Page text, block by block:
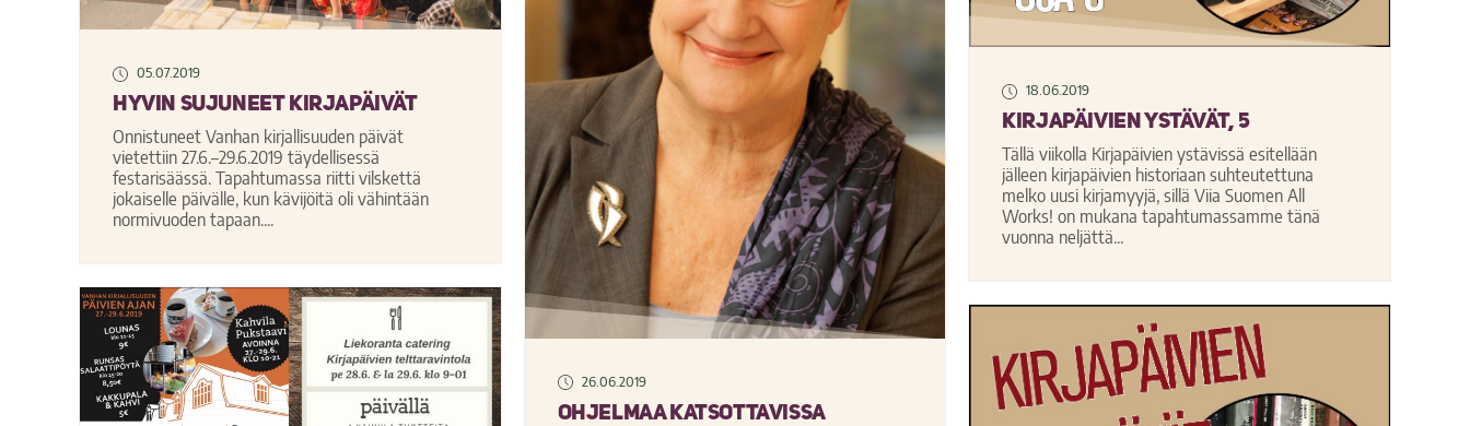
05.07.2019
Hyvin sujuneet Kirjapäivät
Onnistuneet Vanhan kirjallisuuden päivät
vietettiin 27.6.–29.6.2019 täydellisessä
festarisäässä. Tapahtumassa riitti vilskettä
jokaiselle päivälle, kun kävijöitä oli vähintään
normivuoden tapaan....
26.06.2019
Ohjelmaa katsottavissa
18.06.2019
Kirjapäivien ystävät, 5
Tällä viikolla Kirjapäivien ystävissä esitellään
jälleen kirjapäivien historiaan suhteutettuna
melko uusi kirjamyyjä, sillä Viia Suomen All
Works! on mukana tapahtumassamme tänä
vuonna neljättä...